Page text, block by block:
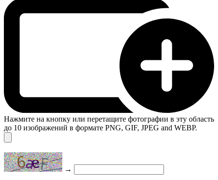
Нажмите на кнопку или перетащите фотографии в эту область
до 10 изображений в формате PNG, GIF, JPEG and WEBP.
→